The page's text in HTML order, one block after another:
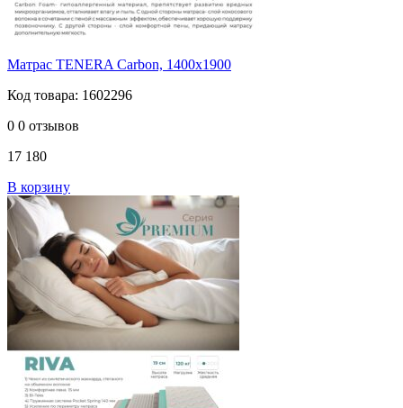
Матрас TENERA Carbоn, 1400х1900
Код товара: 1602296
0 0 отзывов
17 180
В корзину